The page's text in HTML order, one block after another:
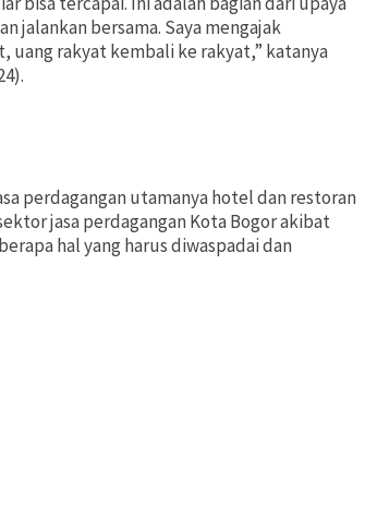
jalankan bersama. Saya mengajak
uang rakyat kembali ke rakyat,” katanya
perdagangan utamanya hotel dan restoran
jasa perdagangan Kota Bogor akibat
hal yang harus diwaspadai dan